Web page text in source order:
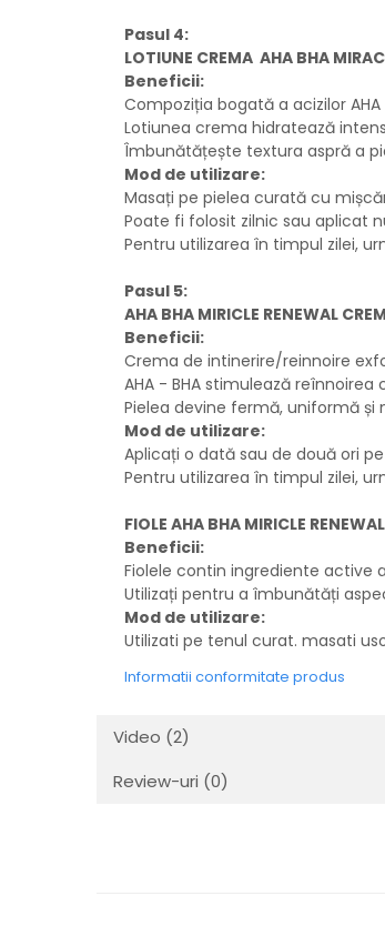
Pasul 4:
LOTIUNE CREMA AHA BHA
Beneficii:
Compoziția bogată a acizilor
Lotiunea crema hidratează
Îmbunătățește textura aspră a
Mod de utilizare:
Masați pe pielea curată cu
Poate fi folosit zilnic sau aplicat
Pentru utilizarea în timpul zilei,
Pasul 5:
AHA BHA MIRICLE RENEWAL
Beneficii:
Crema de intinerire/reinnoire
AHA - BHA stimulează
Pielea devine fermă, uniformă
Mod de utilizare:
Aplicați o dată sau de două ori
Pentru utilizarea în timpul zilei,
FIOLE AHA BHA MIRICLE
Beneficii:
Fiolele contin ingrediente active
Utilizați pentru a îmbunătăți
Mod de utilizare:
Utilizati pe tenul curat. masati
Informatii conformitate produs
Video (2)
Review-uri (0)